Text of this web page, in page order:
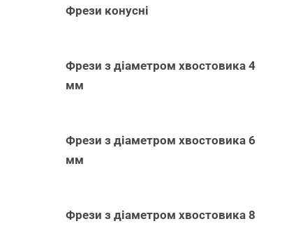
ДОДАТИ В
Фрези конусні
Фрези з діаметром хвостовика 4
мм
Фрези з діаметром хвостовика 6
мм
Фрези з діаметром хвостовика 8